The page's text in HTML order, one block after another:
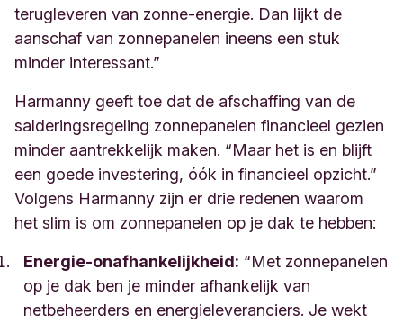
terugleveren van zonne-energie. Dan lijkt de
aanschaf van zonnepanelen ineens een stuk
minder interessant.”
Harmanny geeft toe dat de afschaffing van de
salderingsregeling zonnepanelen financieel gezien
minder aantrekkelijk maken. “Maar het is en blijft
een goede investering, óók in financieel opzicht.”
Volgens Harmanny zijn er drie redenen waarom
het slim is om zonnepanelen op je dak te hebben:
Energie-onafhankelijkheid: “Met zonnepanelen
op je dak ben je minder afhankelijk van
netbeheerders en energieleveranciers. Je wekt